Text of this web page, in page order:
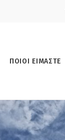
ΠΟΙΟΙ ΕΙΜΑΣΤΕ